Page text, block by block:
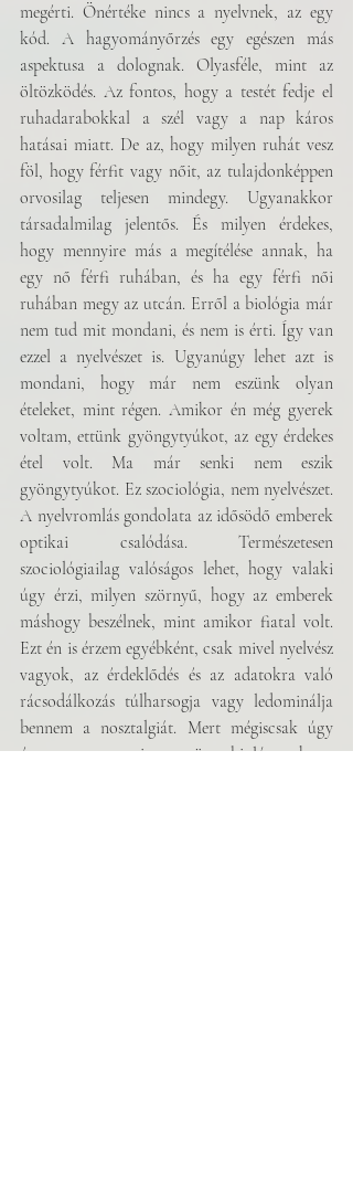
megérti. Önértéke nincs a nyelvnek, az egy
kód. A hagyományőrzés egy egészen más
aspektusa a dolognak. Olyasféle, mint az
öltözködés. Az fontos, hogy a testét fedje el
ruhadarabokkal a szél vagy a nap káros
hatásai miatt. De az, hogy milyen ruhát vesz
föl, hogy férfit vagy nőit, az tulajdonképpen
orvosilag teljesen mindegy. Ugyanakkor
társadalmilag jelentős. És milyen érdekes,
hogy mennyire más a megítélése annak, ha
egy nő férfi ruhában, és ha egy férfi női
ruhában megy az utcán. Erről a biológia már
nem tud mit mondani, és nem is érti. Így van
ezzel a nyelvészet is. Ugyanúgy lehet azt is
mondani, hogy már nem eszünk olyan
ételeket, mint régen. Amikor én még gyerek
voltam, ettünk gyöngytyúkot, az egy érdekes
étel volt. Ma már senki nem eszik
gyöngytyúkot. Ez szociológia, nem nyelvészet.
A nyelvromlás gondolata az idősödő emberek
optikai csalódása. Természetesen
szociológiailag valóságos lehet, hogy valaki
úgy érzi, milyen szörnyű, hogy az emberek
máshogy beszélnek, mint amikor fiatal volt.
Ezt én is érzem egyébként, csak mivel nyelvész
vagyok, az érdeklődés és az adatokra való
rácsodálkozás túlharsogja vagy ledominálja
bennem a nosztalgiát. Mert mégiscsak úgy
érzem magam, mint egy öreg biológus, hogy